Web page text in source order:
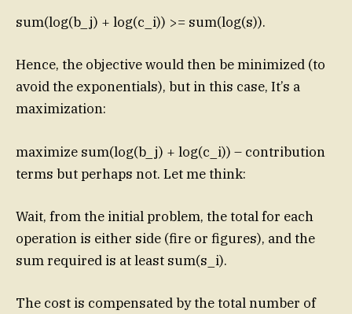
sum(log(b_j) + log(c_i)) >= sum(log(s)).
Hence, the objective would then be minimized (to
avoid the exponentials), but in this case, It’s a
maximization:
maximize sum(log(b_j) + log(c_i)) – contribution
terms but perhaps not. Let me think:
Wait, from the initial problem, the total for each
operation is either side (fire or figures), and the
sum required is at least sum(s_i).
The cost is compensated by the total number of